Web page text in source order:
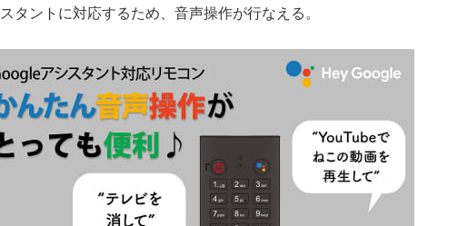
タントに対応するため、音声操作が行なえる。